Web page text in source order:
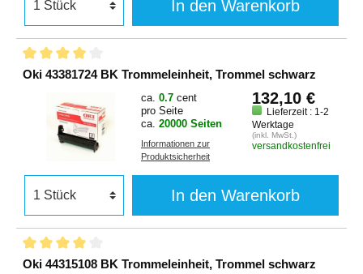
In den Warenkorb
Oki 43381724 BK Trommeleinheit, Trommel schwarz
ca. 0.7 cent
pro Seite
ca. 20000 Seiten
Informationen zur
Produktsicherheit
132,10 €
Lieferzeit : 1-2
Werktage
(inkl. MwSt.)
versandkostenfrei
In den Warenkorb
Oki 44315108 BK Trommeleinheit, Trommel schwarz